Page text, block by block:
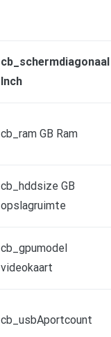
cb_schermdiagonaal
Inch
cb_ram GB Ram
cb_hddsize GB
opslagruimte
cb_gpumodel
videokaart
cb_usbAportcount